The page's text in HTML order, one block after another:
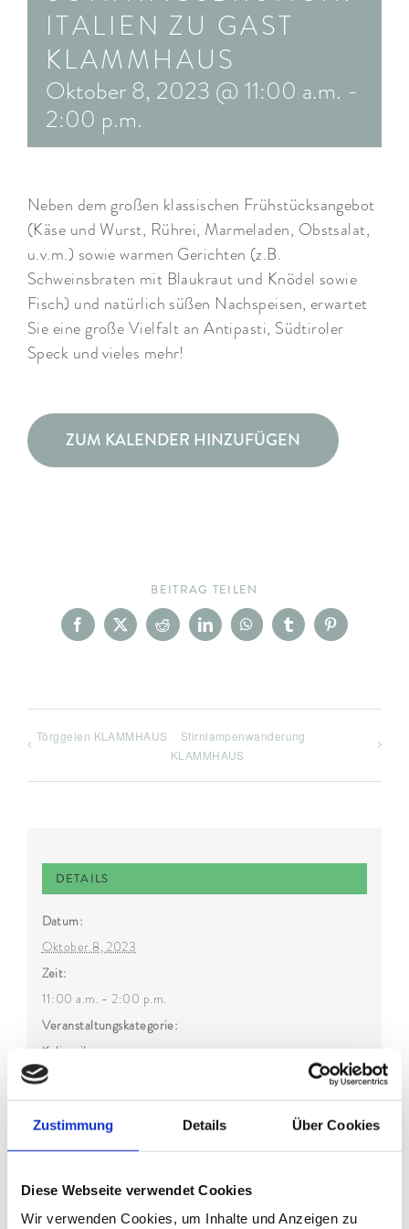
Zustimmung Details Über Cookies
Diese Webseite verwendet Cookies
Wir verwenden Cookies, um Inhalte und Anzeigen zu
ARRANGEMENTS
WISSENSWERTES
ITALIEN ZU GAST
KLAMMHAUS
Oktober 8, 2023 @ 11:00 a.m. -
2:00 p.m.
Neben dem großen klassischen Frühstücksangebot
(Käse und Wurst, Rührei, Marmeladen, Obstsalat,
u.v.m.) sowie warmen Gerichten (z.B.
Schweinsbraten mit Blaukraut und Knödel sowie
Fisch) und natürlich süßen Nachspeisen, erwartet
Sie eine große Vielfalt an Antipasti, Südtiroler
Speck und vieles mehr!
ZUM KALENDER HINZUFÜGEN
BEITRAG TEILEN
Facebook
X RedditLinkedInWhatsAppTumblrPinterest
Törggelen KLAMMHAUS
Stirnlampenwanderung
KLAMMHAUS
DETAILS
Datum:
Oktober 8, 2023
Zeit:
11:00 a.m. - 2:00 p.m.
Veranstaltungskategorie:
Kulinarik